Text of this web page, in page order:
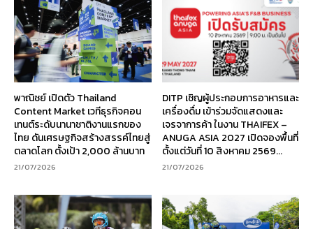
พาณิชย์ เปิดตัว Thailand
Content Market เวทีธุรกิจคอน
เทนต์ระดับนานาชาติงานแรกของ
ไทย ดันเศรษฐกิจสร้างสรรค์ไทยสู่
ตลาดโลก ตั้งเป้า 2,000 ล้านบาท
21/07/2026
DITP เชิญผู้ประกอบการอาหารและ
เครื่องดื่ม เข้าร่วมจัดแสดงและ
เจรจาการค้า ในงาน THAIFEX –
ANUGA ASIA 2027 เปิดจองพื้นที่
ตั้งแต่วันที่ 10 สิงหาคม 2569...
21/07/2026